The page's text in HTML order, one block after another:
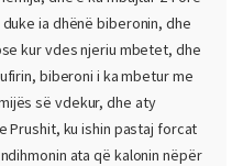
ia dhënë biberonin, dhe
kur vdes njeriu mbetet, dhe
biberoni i ka mbetur me
së vdekur, dhe aty
Prushit, ku ishin pastaj forcat
ata që kalonin nëpër